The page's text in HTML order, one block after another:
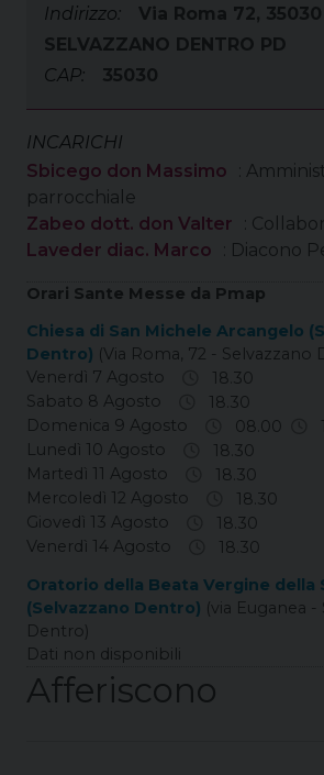
Indirizzo:
Via Roma 72, 35030
SELVAZZANO DENTRO PD
CAP:
35030
INCARICHI
Sbicego don Massimo
:
parrocchiale
Zabeo dott. don Valter
:
Laveder diac. Marco
: Diacono
Orari Sante Messe da Pmap
Chiesa di San Michele Arcangelo
Dentro) (Via Roma, 72 - Selvazzano
Venerdì 7 Agosto
18.30
Sabato 8 Agosto
18.30
Domenica 9 Agosto
08.00
Lunedì 10 Agosto
18.30
Martedì 11 Agosto
18.30
Mercoledì 12 Agosto
18.30
Giovedì 13 Agosto
18.30
Venerdì 14 Agosto
18.30
Oratorio della Beata Vergine della
(Selvazzano Dentro) (via Euganea -
Dentro)
Dati non disponibili
Afferiscono